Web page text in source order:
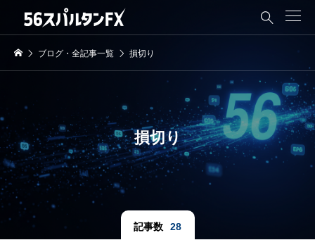

ブログ・全記事一覧 損切り
損切り
記事数 28